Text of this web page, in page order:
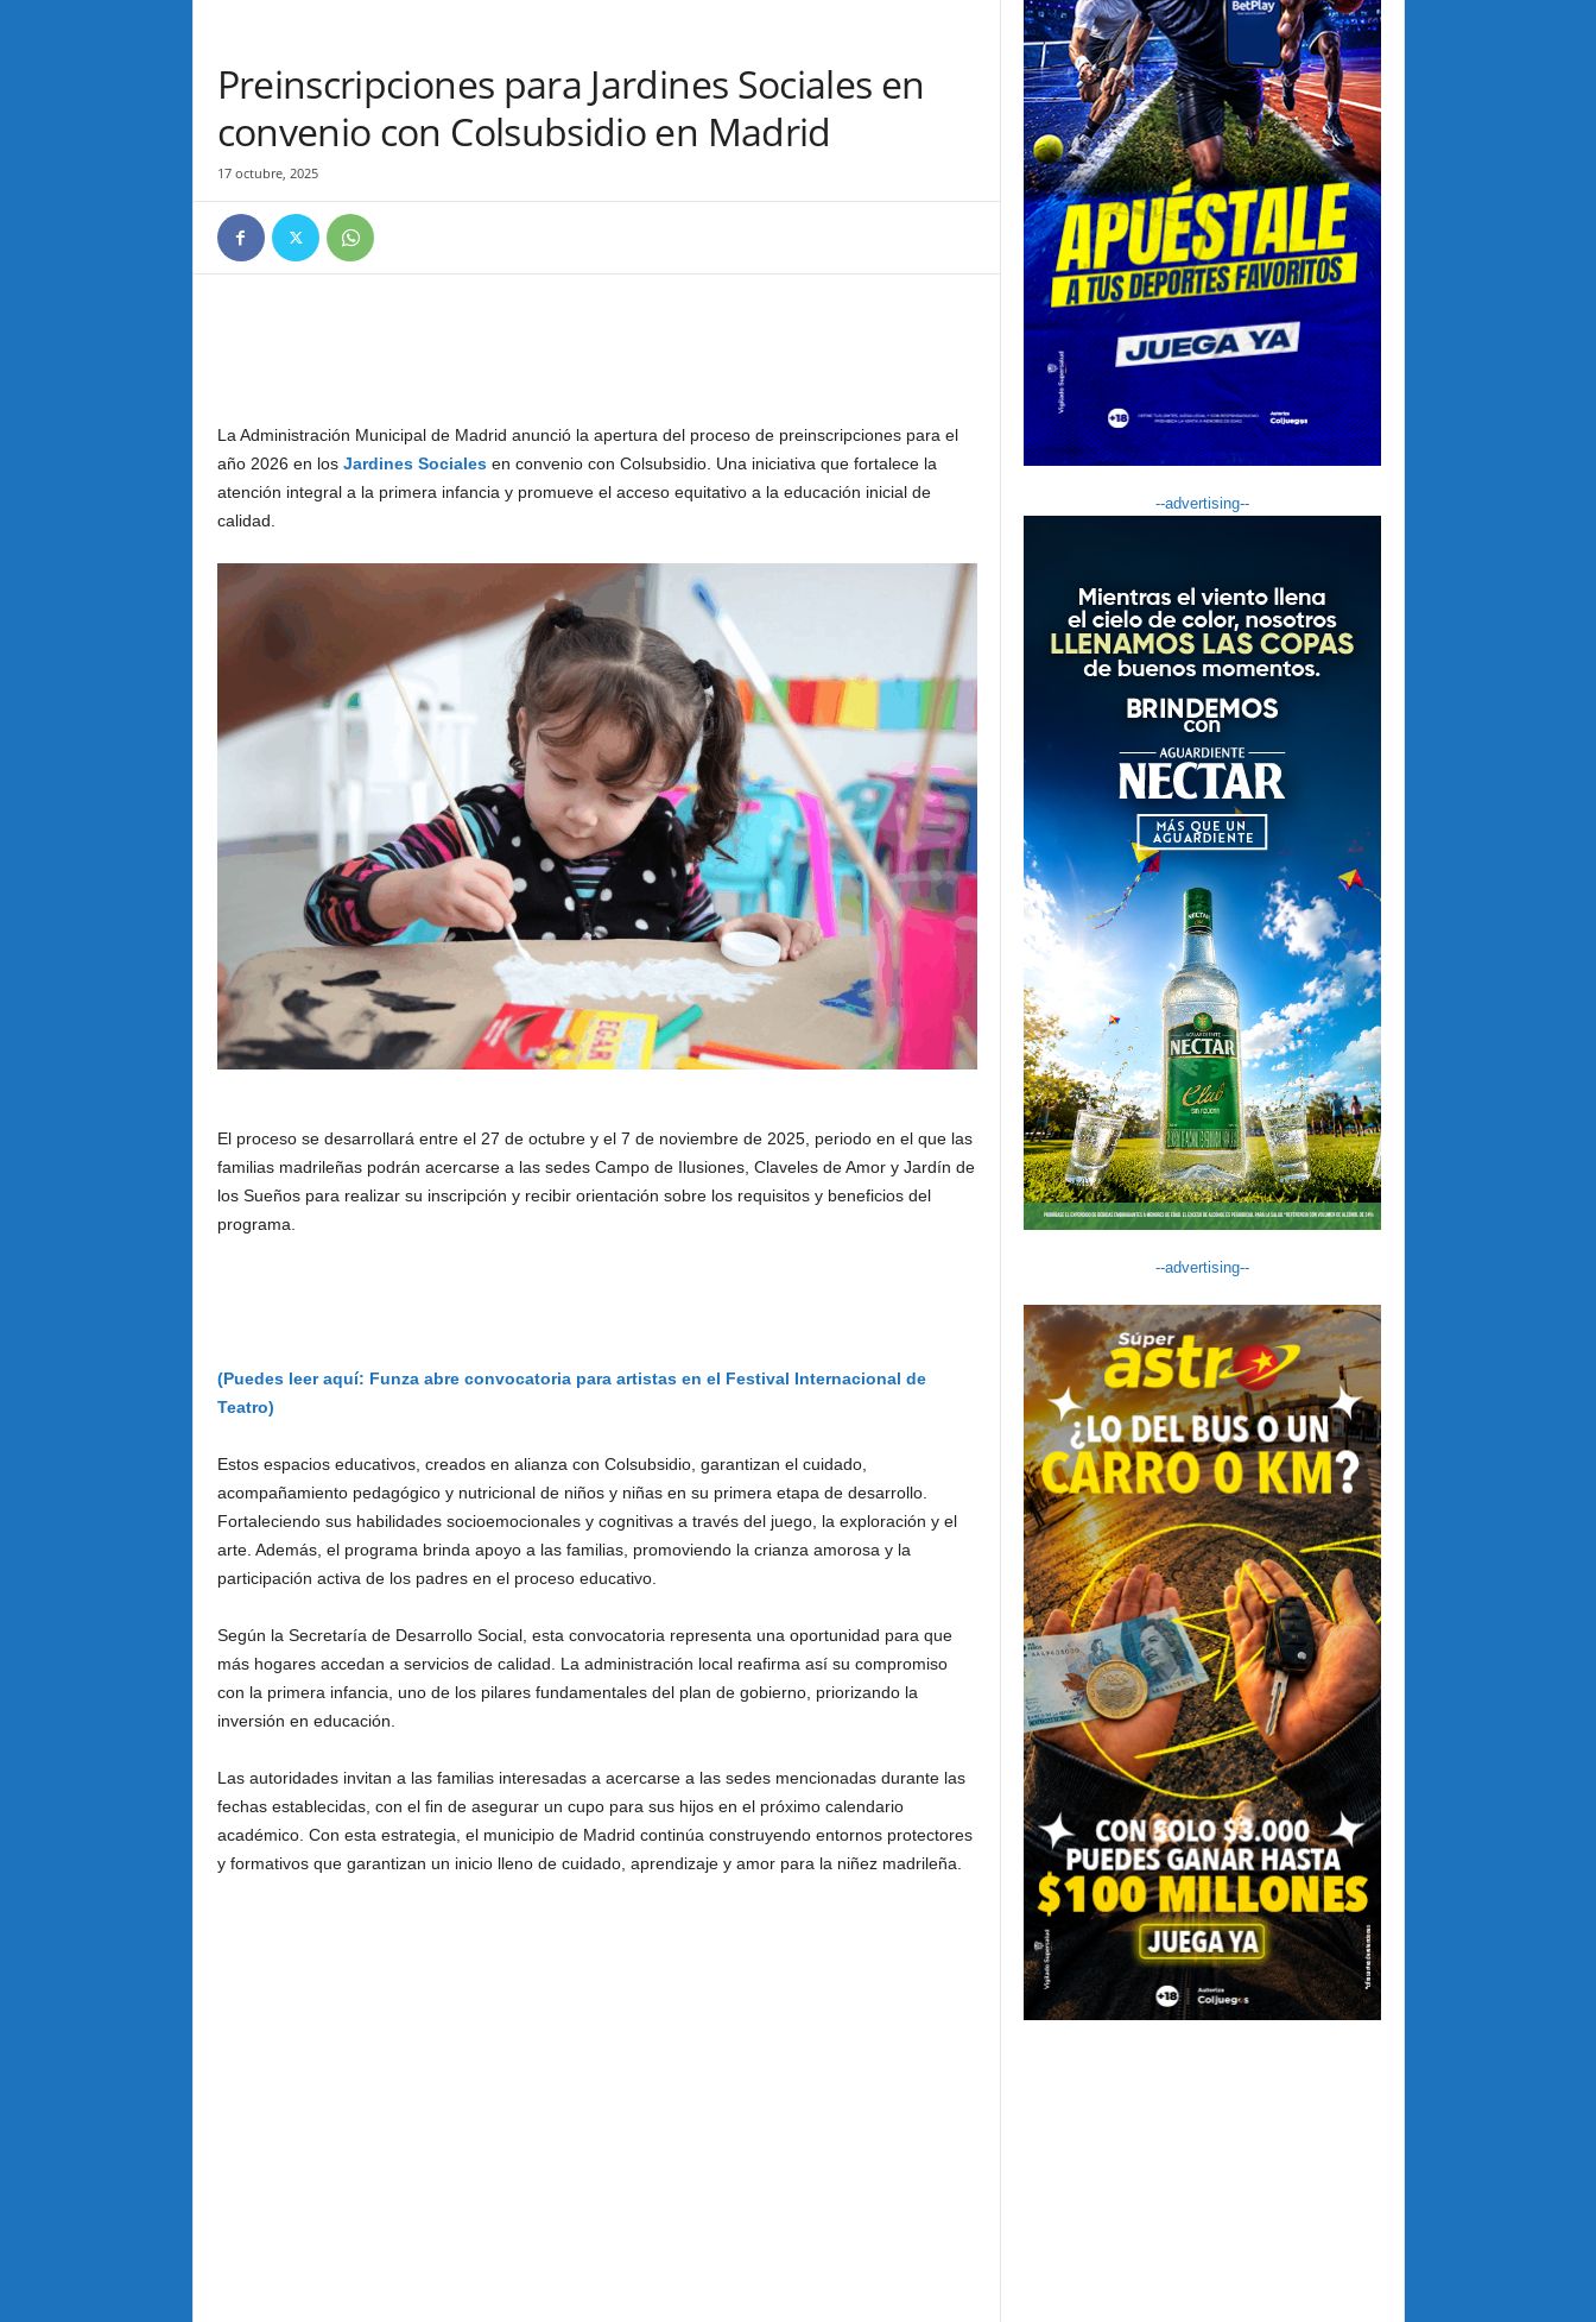
Preinscripciones para Jardines Sociales en
convenio con Colsubsidio en Madrid
17 octubre, 2025
La Administración Municipal de Madrid anunció la apertura del proceso de preinscripciones para el
año 2026 en los Jardines Socialesen convenio con Colsubsidio. Una iniciativa que fortalece la
atención integral a la primera infancia y promueve el acceso equitativo a la educación inicial de
calidad.
El proceso se desarrollará entre el 27 de octubre y el 7 de noviembre de 2025, periodo en el que las
familias madrileñas podrán acercarse a las sedes Campo de Ilusiones, Claveles de Amor y Jardín de
los Sueños para realizar su inscripción y recibir orientación sobre los requisitos y beneficios del
programa.
(Puedes leer aquí: Funza abre convocatoria para artistas en el Festival Internacional de
Teatro)
Estos espacios educativos, creados en alianza con Colsubsidio, garantizan el cuidado,
acompañamiento pedagógico y nutricional de niños y niñas en su primera etapa de desarrollo.
Fortaleciendo sus habilidades socioemocionales y cognitivas a través del juego, la exploración y el
arte. Además, el programa brinda apoyo a las familias, promoviendo la crianza amorosa y la
participación activa de los padres en el proceso educativo.
Según la Secretaría de Desarrollo Social, esta convocatoria representa una oportunidad para que
más hogares accedan a servicios de calidad. La administración local reafirma así su compromiso
con la primera infancia, uno de los pilares fundamentales del plan de gobierno, priorizando la
inversión en educación.
Las autoridades invitan a las familias interesadas a acercarse a las sedes mencionadas durante las
fechas establecidas, con el fin de asegurar un cupo para sus hijos en el próximo calendario
académico. Con esta estrategia, el municipio de Madrid continúa construyendo entornos protectores
y formativos que garantizan un inicio lleno de cuidado, aprendizaje y amor para la niñez madrileña.
--advertising--
--advertising--